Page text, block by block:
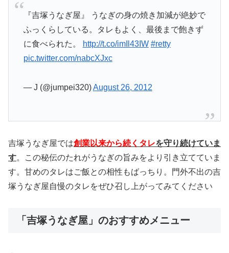
『吉塚うなぎ屋』 うなぎの身の焼き加減が絶妙で
ふっくらしている。タレもよく、最後まで飽きず
に食べられた。
http://t.co/imIl43IW #retty
pic.twitter.com/nabcXJxc
— J (@jumpei320)August 26, 2012
吉塚うなぎ屋では創業以来から続くタレを守り続けていま
す。この秘伝のたれがうなぎの旨みをより引き立てていま
す。甘めのタレはご飯との相性もばっちり。門外不出の吉
塚うなぎ屋自慢のタレをぜひ召し上がってみてください
「吉塚うなぎ屋」のおすすめメニュー